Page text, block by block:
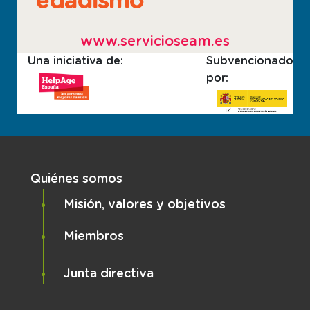
www.servicioseam.es
Una iniciativa de:
Subvencionado
por:
Navegación principal
Quiénes somos
Misión, valores y objetivos
Miembros
Junta directiva